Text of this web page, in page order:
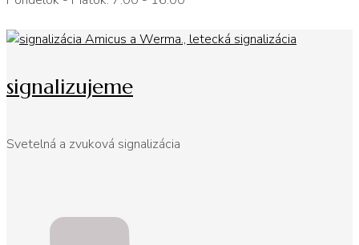
signalizujeme
Svetelná a zvuková signalizácia